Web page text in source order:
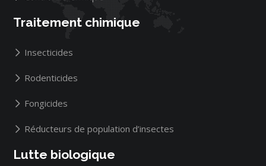
Traitement chimique
Insecticides
Rodenticides
Fongicides
Réducteurs de population d’insectes
Lutte biologique